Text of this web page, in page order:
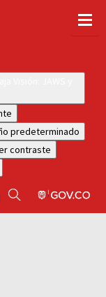
predeterminado
contraste